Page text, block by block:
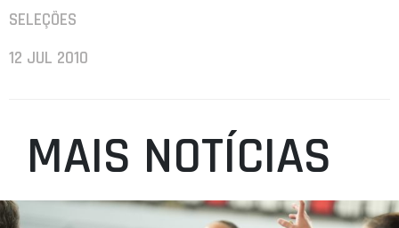
SELEÇÕES
12 JUL 2010
MAIS NOTÍCIAS